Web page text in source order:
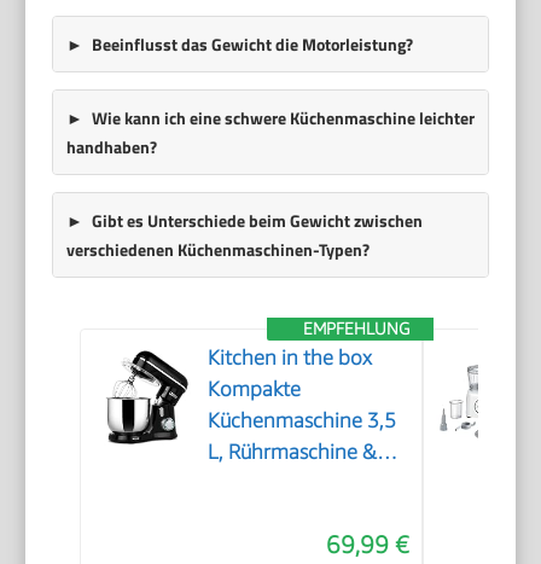
Beeinflusst das Gewicht die Motorleistung?
Wie kann ich eine schwere Küchenmaschine leichter
handhaben?
Gibt es Unterschiede beim Gewicht zwischen
verschiedenen Küchenmaschinen-Typen?
EMPFEHLUNG
Kitchen in the box
Kompakte
Küchenmaschine 3,5
L, Rührmaschine &
Leichte Teigmaschine
69,99 €